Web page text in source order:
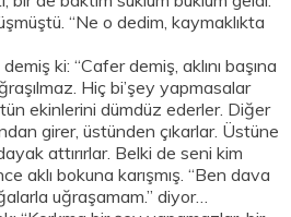
“Ne o dedim, kaymaklıkta
ki: “Cafer demiş, aklını başına
Hiç bi’şey yapmasalar
ekinlerini dümdüz ederler. Diğer
girer, üstünden çıkarlar. Üstüne
attırırlar. Belki de seni kim
aklı bokuna karışmış. “Ben dava
uğraşamam.” diyor…